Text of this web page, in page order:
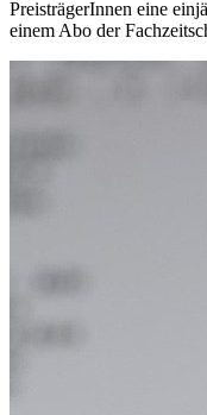
PreisträgerInnen eine
einem Abo der